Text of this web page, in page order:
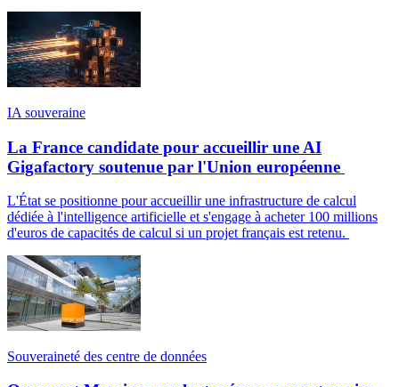
IA souveraine
La France candidate pour accueillir une AI
Gigafactory soutenue par l'Union européenne
L'État se positionne pour accueillir une infrastructure de calcul
dédiée à l'intelligence artificielle et s'engage à acheter 100 millions
d'euros de capacités de calcul si un projet français est retenu.
Souveraineté des centre de données